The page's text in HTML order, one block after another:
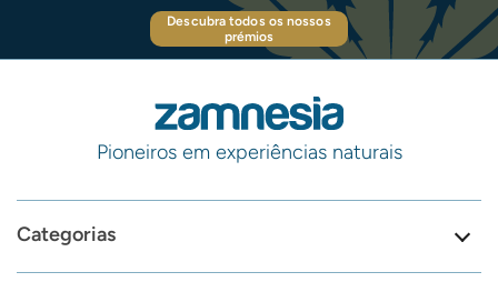
Descubra todos os nossos
prémios
Pioneiros em experiências naturais
Categorias